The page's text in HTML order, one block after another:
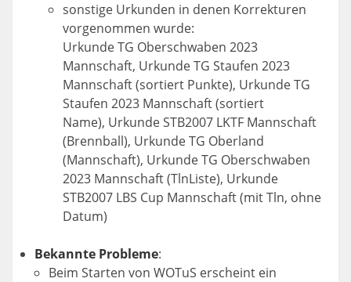
sonstige Urkunden in denen Korrekturen
vorgenommen wurde:
Urkunde TG Oberschwaben 2023
Mannschaft, Urkunde TG Staufen 2023
Mannschaft (sortiert Punkte), Urkunde TG
Staufen 2023 Mannschaft (sortiert
Name), Urkunde STB2007 LKTF Mannschaft
(Brennball), Urkunde TG Oberland
(Mannschaft), Urkunde TG Oberschwaben
2023 Mannschaft (TlnListe), Urkunde
STB2007 LBS Cup Mannschaft (mit Tln, ohne
Datum)
Bekannte Probleme:
Beim Starten von WOTuS erscheint ein